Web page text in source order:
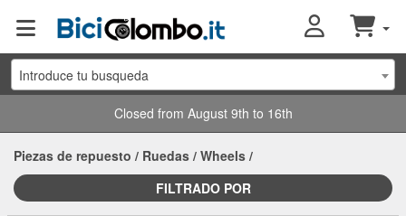
Introduce tu busqueda
Closed from August 9th to 16th
Piezas de repuesto / Ruedas / Wheels /
FILTRADO POR